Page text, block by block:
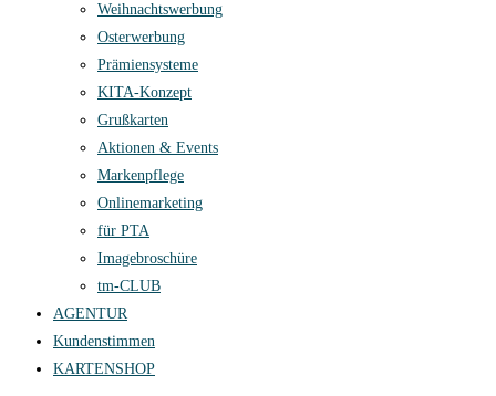
Weihnachtswerbung
Osterwerbung
Prämiensysteme
KITA-Konzept
Grußkarten
Aktionen & Events
Markenpflege
Onlinemarketing
für PTA
Imagebroschüre
tm-CLUB
AGENTUR
Kundenstimmen
KARTENSHOP